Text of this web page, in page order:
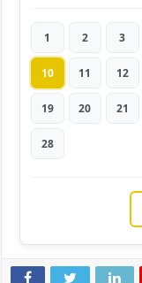
1 2 3
10 11 12
19 20 21
28